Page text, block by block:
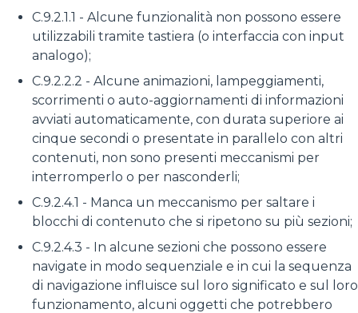
C.9.2.1.1 - Alcune funzionalità non possono essere
utilizzabili tramite tastiera (o interfaccia con input
analogo);
C.9.2.2.2 - Alcune animazioni, lampeggiamenti,
scorrimenti o auto-aggiornamenti di informazioni
avviati automaticamente, con durata superiore ai
cinque secondi o presentate in parallelo con altri
contenuti, non sono presenti meccanismi per
interromperlo o per nasconderli;
C.9.2.4.1 - Manca un meccanismo per saltare i
blocchi di contenuto che si ripetono su più sezioni;
C.9.2.4.3 - In alcune sezioni che possono essere
navigate in modo sequenziale e in cui la sequenza
di navigazione influisce sul loro significato e sul loro
funzionamento, alcuni oggetti che potrebbero